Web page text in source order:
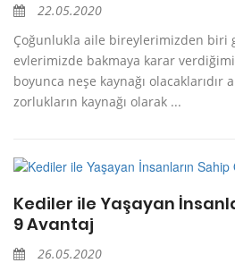
22.05.2020
Çoğunlukla aile bireylerimizden biri
evlerimizde bakmaya karar
boyunca neşe kaynağı olacaklarıdır
zorlukların kaynağı olarak ...
Kediler ile Yaşayan
9 Avantaj
26.05.2020